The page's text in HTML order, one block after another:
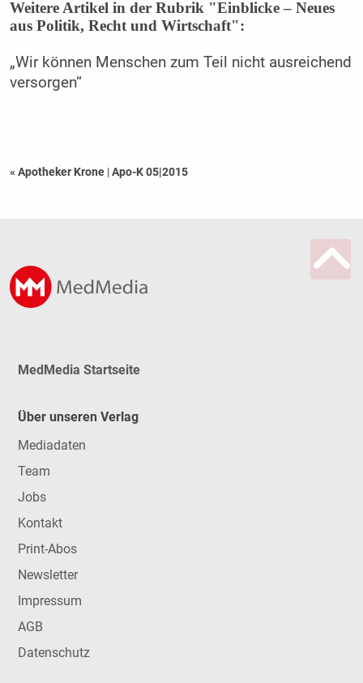
Weitere Artikel in der Rubrik "Einblicke – Neues
aus Politik, Recht und Wirtschaft":
„Wir können Menschen zum Teil nicht ausreichend
versorgen“
« Apotheker Krone |Apo-K 05|2015
MedMedia Startseite
Über unseren Verlag
Mediadaten
Team
Jobs
Kontakt
Print-Abos
Newsletter
Impressum
AGB
Datenschutz